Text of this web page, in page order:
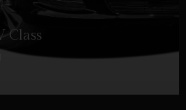
Class
DETTAGLI